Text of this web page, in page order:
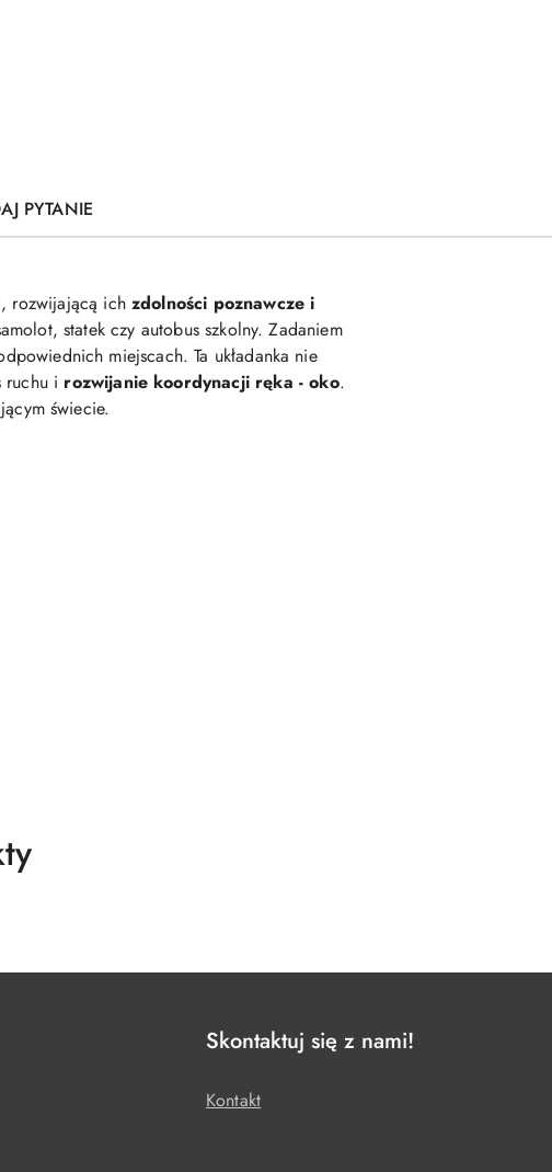
PYTANIE
rozwijającą ich zdolności poznawcze i
statek czy autobus szkolny. Zadaniem
miejscach. Ta układanka nie
ruchu i rozwijanie koordynacji ręka - oko.
świecie.
Skontaktuj się z nami!
Kontakt